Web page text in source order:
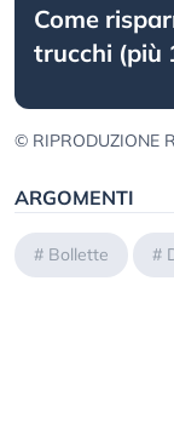
Come
trucchi (più
© RIPRODUZIONE
ARGOMENTI
# Bollette #